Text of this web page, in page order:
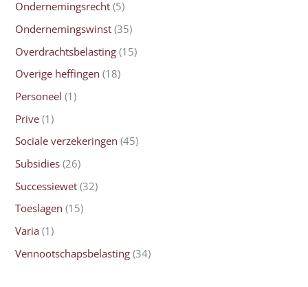
Ondernemingsrecht (5)
Ondernemingswinst (35)
Overdrachtsbelasting (15)
Overige heffingen (18)
Personeel (1)
Prive (1)
Sociale verzekeringen (45)
Subsidies (26)
Successiewet (32)
Toeslagen (15)
Varia (1)
Vennootschapsbelasting (34)